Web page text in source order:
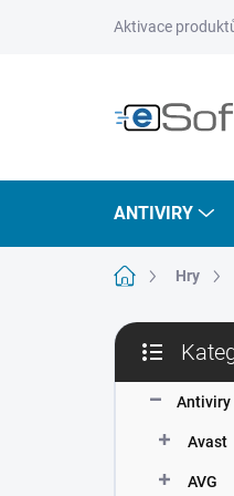
Aktivace
ANTIVIRY
Domů Hry
P
s
kategorie
Antiviry
Avast
AVG